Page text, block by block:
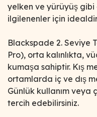
yelken ve yürüyüş
ilgilenenler için
Blackspade 2. Seviye
Pro), orta kalınlıkta,
kumaşa sahiptir. Kış
ortamlarda iç ve dış
Günlük kullanım veya
tercih edebilirsiniz.